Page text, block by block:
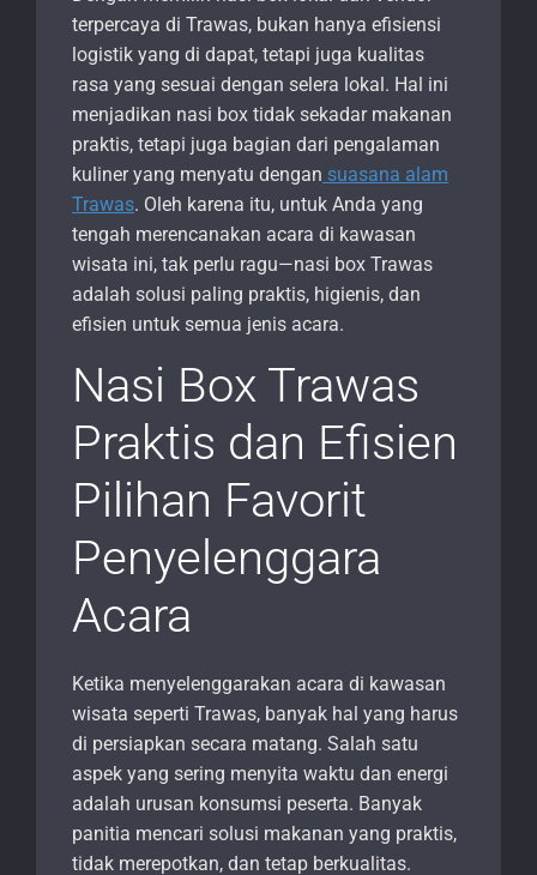
terpercaya di Trawas, bukan hanya efisiensi
logistik yang di dapat, tetapi juga kualitas
rasa yang sesuai dengan selera lokal. Hal ini
menjadikan nasi box tidak sekadar makanan
praktis, tetapi juga bagian dari pengalaman
kuliner yang menyatu dengan suasana alam
Trawas. Oleh karena itu, untuk Anda yang
tengah merencanakan acara di kawasan
wisata ini, tak perlu ragu—nasi box Trawas
adalah solusi paling praktis, higienis, dan
efisien untuk semua jenis acara.
Nasi Box Trawas
Praktis dan Efisien
Pilihan Favorit
Penyelenggara
Acara
Ketika menyelenggarakan acara di kawasan
wisata seperti Trawas, banyak hal yang harus
di persiapkan secara matang. Salah satu
aspek yang sering menyita waktu dan energi
adalah urusan konsumsi peserta. Banyak
panitia mencari solusi makanan yang praktis,
tidak merepotkan, dan tetap berkualitas.